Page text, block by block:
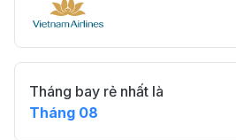
Tháng bay rẻ nhất là
Tháng 08